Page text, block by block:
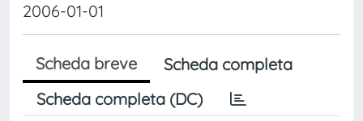
2006-01-01
Scheda breve
Scheda completa
Scheda completa (DC)